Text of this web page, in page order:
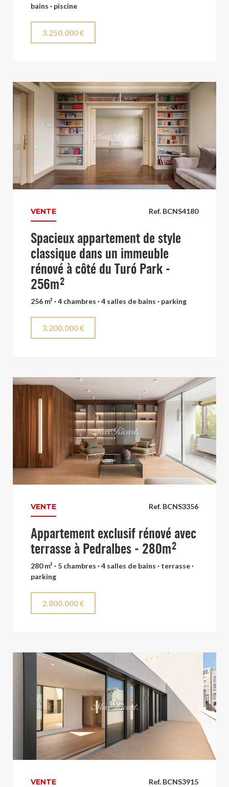
bains · piscine
3.250.000 €
Ref. BCNS4180
VENTE
Spacieux appartement de style
classique dans un immeuble
rénové à côté du Turó Park -
256m²
256 m² · 4 chambres · 4 salles de bains · parking
3.200.000 €
Ref. BCNS3356
VENTE
Appartement exclusif rénové avec
terrasse à Pedralbes - 280m²
280 m² · 5 chambres · 4 salles de bains · terrasse ·
parking
2.800.000 €
Ref. BCNS3915
VENTE